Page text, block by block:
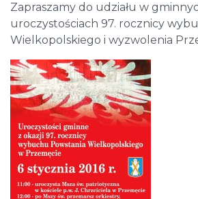
Zapraszamy do udziału w
uroczystościach 97. rocznicy
Wielkopolskiego i wyzwolenia